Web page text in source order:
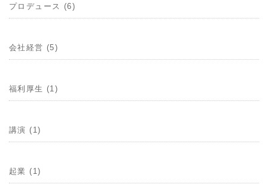
プロデュース (6)
会社経営 (5)
福利厚生 (1)
講演 (1)
起業 (1)